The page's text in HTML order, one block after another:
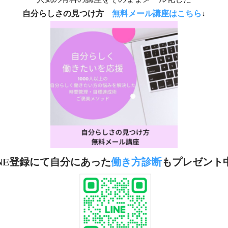
自分らしさの見つけ方 無料メール講座はこちら ↓
登録にて自分にあった働き方診断もプレゼント